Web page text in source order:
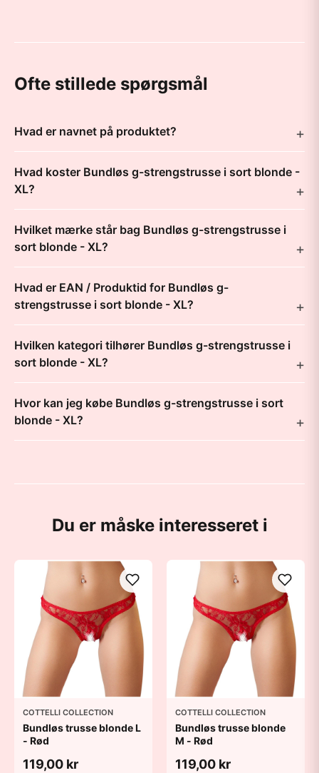
Ofte stillede spørgsmål
Hvad er navnet på produktet?
Hvad koster Bundløs g-strengstrusse i sort blonde -
XL?
Hvilket mærke står bag Bundløs g-strengstrusse i
sort blonde - XL?
Hvad er EAN / Produktid for Bundløs g-
strengstrusse i sort blonde - XL?
Hvilken kategori tilhører Bundløs g-strengstrusse i
sort blonde - XL?
Hvor kan jeg købe Bundløs g-strengstrusse i sort
blonde - XL?
Du er måske interesseret i
COTTELLI COLLECTION
Bundløs trusse blonde L
- Rød
119,00 kr
COTTELLI COLLECTION
Bundløs trusse blonde
M - Rød
119,00 kr